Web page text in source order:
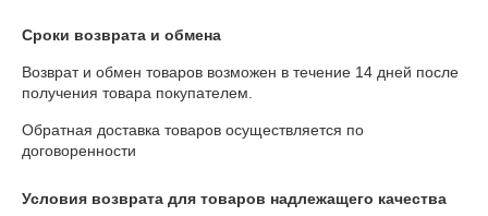
Сроки возврата и обмена
Возврат и обмен товаров возможен в течение 14 дней после
получения товара покупателем.
Обратная доставка товаров осуществляется по
договоренности
Условия возврата для товаров надлежащего качества